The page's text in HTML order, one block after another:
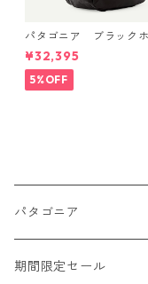
パタゴニア ブラック
ル・MLC 45L Black w/
49307 日本正規品
¥32,395
5%OFF
パタゴニア
メンズ
期間限定セール